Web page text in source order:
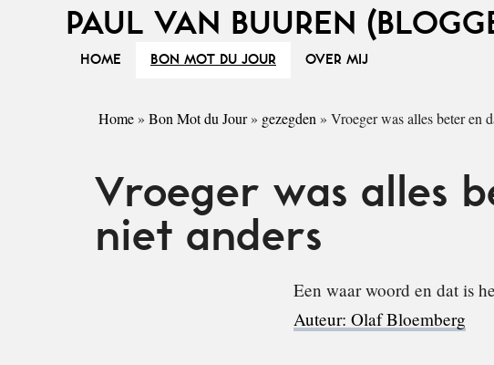
PAUL VAN BUUREN
HOME BON MOT DU JOUR OVER MIJ
Home » Bon Mot du Jour» gezegden » Vroeger was alles beter en
Vroeger was alles
niet anders
Een waar woord en dat is
Auteur: Olaf Bloemberg